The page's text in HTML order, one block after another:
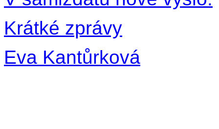
Krátké zprávy
Eva Kantůrková